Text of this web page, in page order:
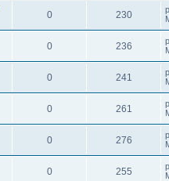
0 230
0 236
0 241
0 261
0 276
0 255